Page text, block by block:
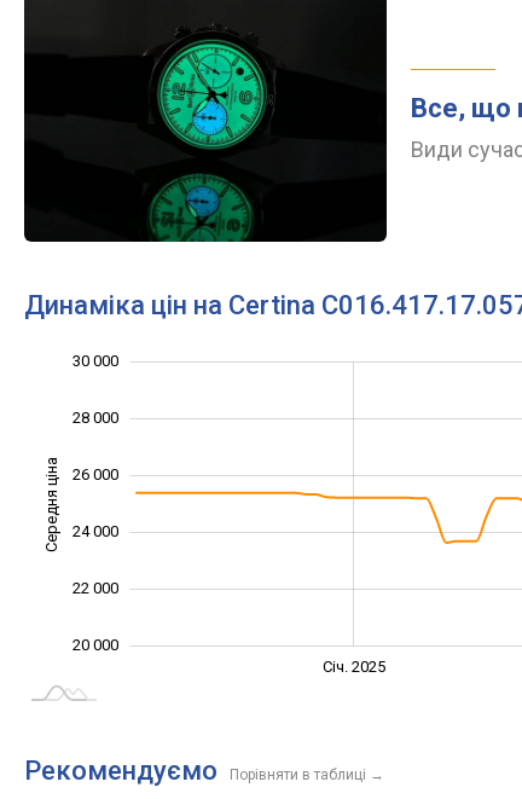
Все, що
Види
Динаміка цін на Certina
Середня ціна
20 000
22 000
24 000
26 000
28 000
30 000
Січ. 2025
Рекомендуємо Порівняти в таблиці →